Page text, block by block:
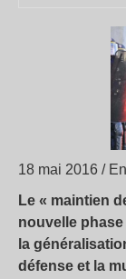
18 mai 2016 /
Le « maintien
nouvelle
la
défense et la